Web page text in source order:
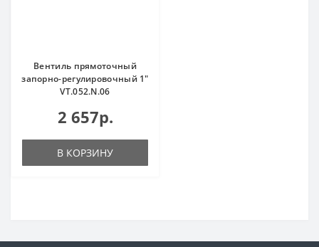
Вентиль прямоточный
запорно-регулировочный 1"
VT.052.N.06
2 657р.
В КОРЗИНУ